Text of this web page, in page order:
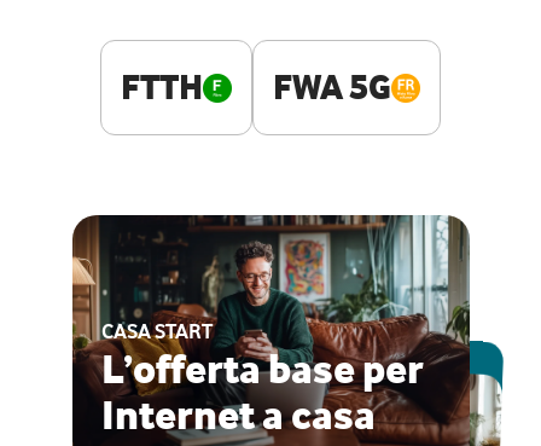
FTTH FWA 5G
CASA START
L’offerta base per
Internet a casa
ESCLUSIVA ONLINE